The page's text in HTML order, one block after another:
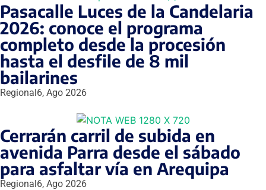
Pasacalle Luces de la Candelaria
2026: conoce el programa
completo desde la procesión
hasta el desfile de 8 mil
bailarines
Regional6, Ago 2026
Cerrarán carril de subida en
avenida Parra desde el sábado
para asfaltar vía en Arequipa
Regional6, Ago 2026